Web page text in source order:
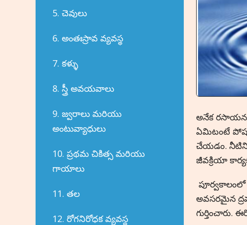
5. చెవులు
6. అంతఃస్రావ వ్యవస్థ
7. కళ్ళు
8. స్త్రీ అవయవాలు
9. జ్వరాలు మరియు
అంటువ్యాధులు
10. ప్రథమ చికిత్స మరియు
గాయాలు
11. తల
12. రోగనిరోధక వ్యవస్థ
అనేక రసాయన
ఏమిటంటే
చేయడం. నీటిని
జీవక్రియా
అవసరమైన
గుర్తించారు.